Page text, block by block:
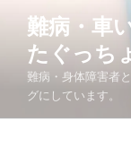
へ
難病・
たぐっち
難病・身体障害者
グにしています。